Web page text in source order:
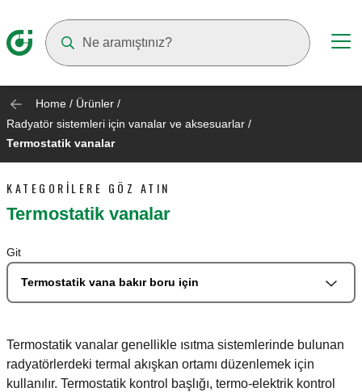
Home / Ürünler /
Radyatör sistemleri için vanalar ve aksesuarlar /
Termostatik vanalar
KATEGORILERE GÖZ ATIN
Termostatik vanalar
Git
Termostatik vana bakır boru için
Termostatik vanalar genellikle ısıtma sistemlerinde bulunan
radyatörlerdeki termal akışkan ortamı düzenlemek için
kullanılır. Termostatik kontrol başlığı, termo-elektrik kontrol